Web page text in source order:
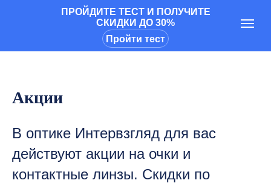
ПРОЙДИТЕ ТЕСТ И ПОЛУЧИТЕ
СКИДКИ ДО 30%
Пройти тест
Акции
В оптике Интервзгляд для вас
действуют акции на очки и
контактные линзы. Скидки по